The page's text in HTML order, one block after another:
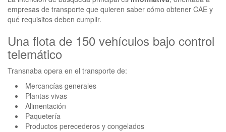
empresas de transporte que quieren saber cómo obtener CAE y
qué requisitos deben cumplir.
Una flota de 150 vehículos bajo control
telemático
Transnaba opera en el transporte de:
Mercancías generales
Plantas vivas
Alimentación
Paquetería
Productos perecederos y congelados